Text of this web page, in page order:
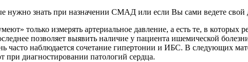
знать при назначении СМАД или если Вы сами ведете свой
только измерять артериальное давление, а есть те, в
позволяет выявить наличие у пациента ишемической
часто наблюдается сочетание гипертонии и ИБС. В следующих
при диагностировании патологий сердца.